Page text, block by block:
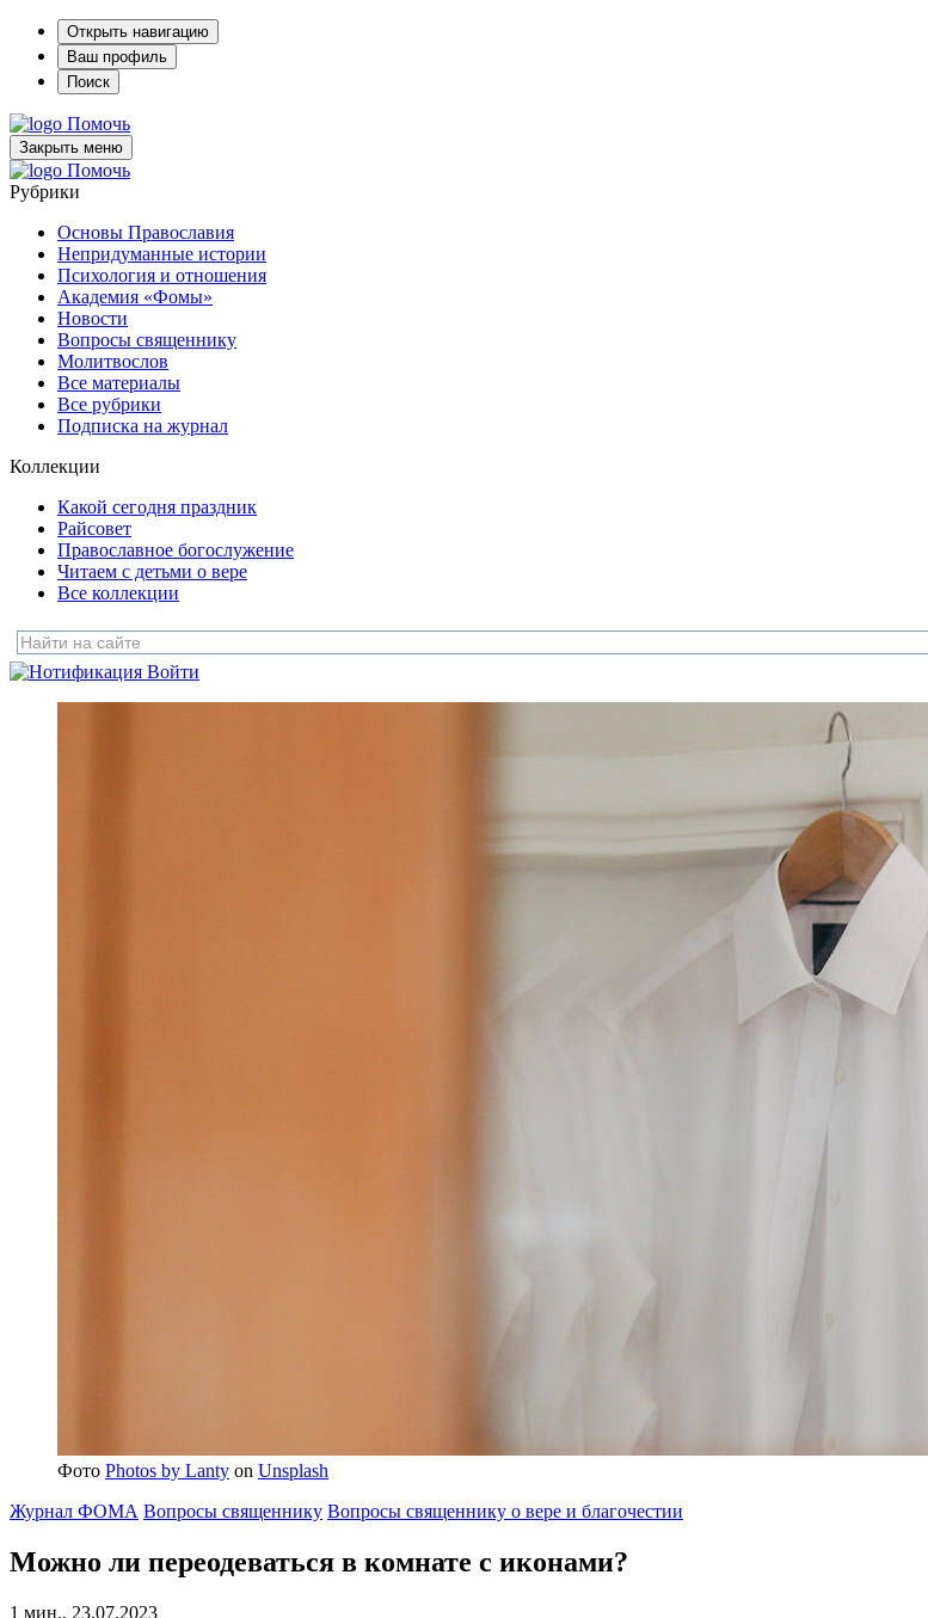
Открыть навигацию
Ваш профиль
Поиск
Помочь
Закрыть меню
Помочь
Рубрики
Основы Православия
Непридуманные истории
Психология и отношения
Академия «Фомы»
Новости
Вопросы священнику
Молитвослов
Все материалы
Все рубрики
Подписка на журнал
Коллекции
Какой сегодня праздник
Райсовет
Православное богослужение
Читаем с детьми о вере
Все коллекции
Войти
Фото Photos by Lanty on Unsplash
Журнал ФОМА Вопросы священнику Вопросы священнику о вере и благочестии
Можно ли переодеваться в комнате с иконами?
1 мин., 23.07.2023